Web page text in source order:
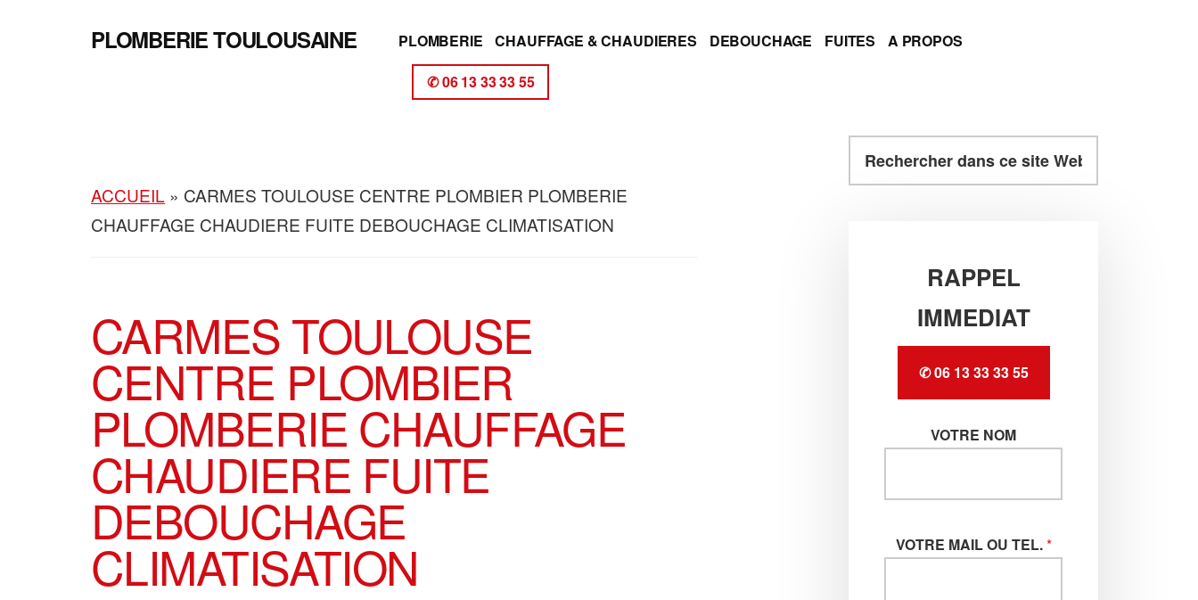
AdditionalPLOMBERIE TOULOUSAINE PLOMBERIE CHAUFFAGE & CHAUDIERES DEBOUCHAGE FUITES
A PROPOS
✆ 06 13 33 33 55
ACCUEIL » CARMES TOULOUSE CENTRE PLOMBIER PLOMBERIE
CHAUFFAGE CHAUDIERE FUITE DEBOUCHAGE CLIMATISATION
CARMES TOULOUSE
CENTRE PLOMBIER
PLOMBERIE CHAUFFAGE
CHAUDIERE FUITE
DEBOUCHAGE
CLIMATISATION
latérale
principale
dans
RAPPEL
IMMEDIAT
✆ 06 13 33 33 55
VOTRE NOM
VOTRE MAIL OU TEL.*